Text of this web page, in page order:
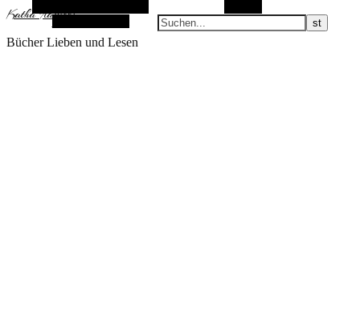
KathaFlauschi
Bücher Lieben und Lesen
Zufallsauswahl